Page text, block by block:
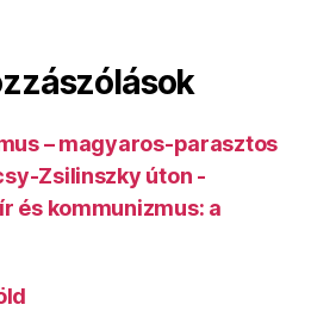
– magyaros-parasztos
Zsilinszky úton -
és kommunizmus: a